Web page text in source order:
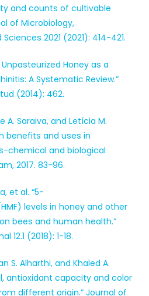
and counts of cultivable
of Microbiology,
2021 (2021): 414-421.
Unpasteurized Honey as a
A Systematic Review.”
(2014): 462.
A. Saraiva, and Letícia M.
benefits and uses in
chemical and biological
2017. 83-96.
et al. “5-
levels in honey and other
bees and human health.”
12.1 (2018): 1-18.
S. Alharthi, and Khaled A.
antioxidant capacity and color
different origin.” Journal of